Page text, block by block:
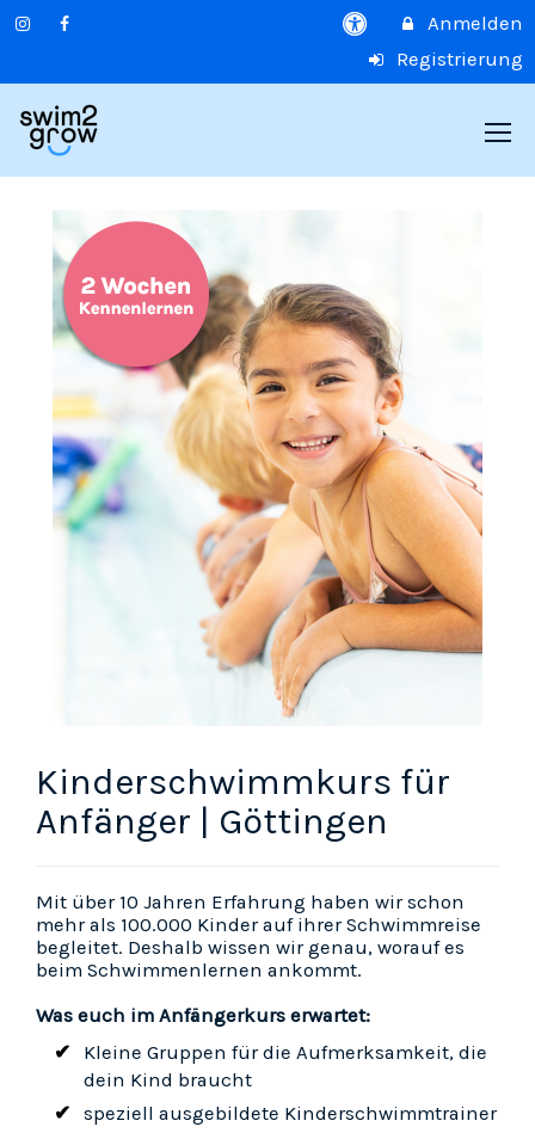
Anmelden
Registrierung
Kinderschwimmkurs für
Anfänger | Göttingen
Mit über 10 Jahren Erfahrung haben wir schon
mehr als 100.000 Kinder auf ihrer Schwimmreise
begleitet. Deshalb wissen wir genau, worauf es
beim Schwimmenlernen ankommt.
Was euch im Anfängerkurs erwartet:
Kleine Gruppen für die Aufmerksamkeit, die
dein Kind braucht
speziell ausgebildete Kinderschwimmtrainer